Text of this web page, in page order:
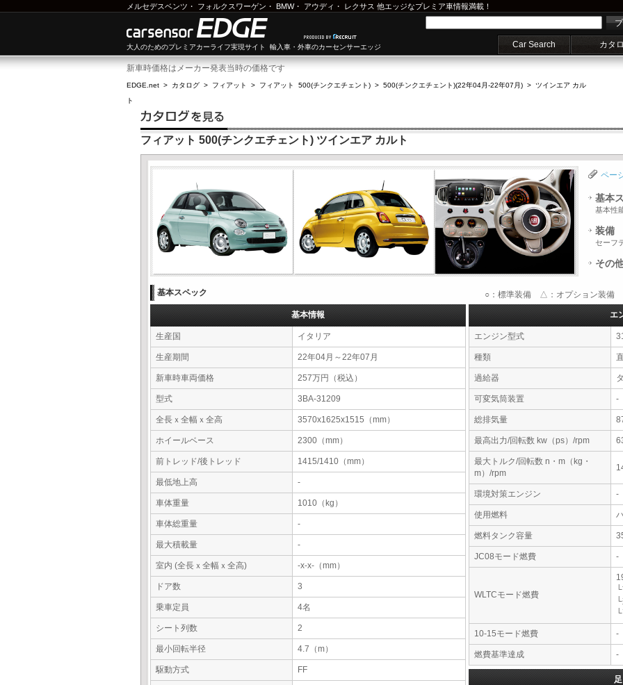
メルセデスベンツ ・ フォルクスワーゲン ・ BMW・ アウディ ・ レクサス 他エッジなプレミア車情報満載！
大人のためのプレミアカーライフ実現サイト 輸入車・外車のカーセンサーエッジ Car Search カタ
新車時価格はメーカー発表当時の価格です
EDGE.net > カタログ > フィアット > フィアット 500(チンクエチェント) > 500(チンクエチェント)(22年04月-22年07月) > ツインエア カル
ト
フィアット 500(チンクエチェント) ツインエア カルト
ペー
基本
基本性
装備
セーフ
その
基本スペック ○：標準装備 △：オプション装備 -
基本情報
生産国 イタリア
生産期間 22年04月～22年07月
新車時車両価格 257万円（税込）
型式 3BA-31209
全長ｘ全幅ｘ全高 3570x1625x1515（mm）
ホイールベース 2300（mm）
前トレッド/後トレッド 1415/1410（mm）
最低地上高 -
車体重量 1010（kg）
車体総重量 -
最大積載量 -
室内 (全長ｘ全幅ｘ全高) -x-x-（mm）
ドア数 3
乗車定員 4名
シート列数 2
最小回転半径 4.7（m）
駆動方式 FF
エ
エンジン型式
種類
過給器
可変気筒装置 -
総排気量
最高出力/回転数 kw（ps）/rpm
最大トルク/回転数 n・m（kg・
m）/rpm
環境対策エンジン -
使用燃料
燃料タンク容量
JC08モード燃費 -
WLTCモード燃費
10-15モード燃費 -
燃費基準達成 -